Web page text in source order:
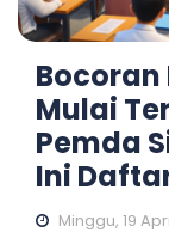
Bocoran
Mulai
Pemda
Ini
Minggu, 19